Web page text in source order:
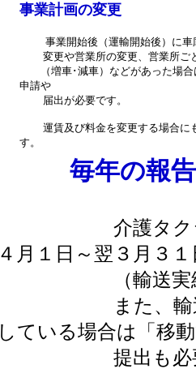
事業計画の変更
事業開始後（運輸開始後）に
変更や営業所の変更、営業所ご
（増車･減車）などがあった場合
申請や
届出が必要です。
運賃及び料金を変更する場合に
す。
毎年の報
介護タクシー事
４月１日～翌３月３
（輸送実績報告
また、輸送実績
している場合は「移
提出も必要